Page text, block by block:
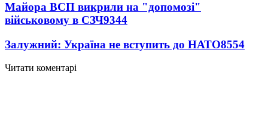
Майора ВСП викрили на "допомозі"
військовому в СЗЧ9344
Залужний: Україна не вступить до НАТО8554
Читати коментарі